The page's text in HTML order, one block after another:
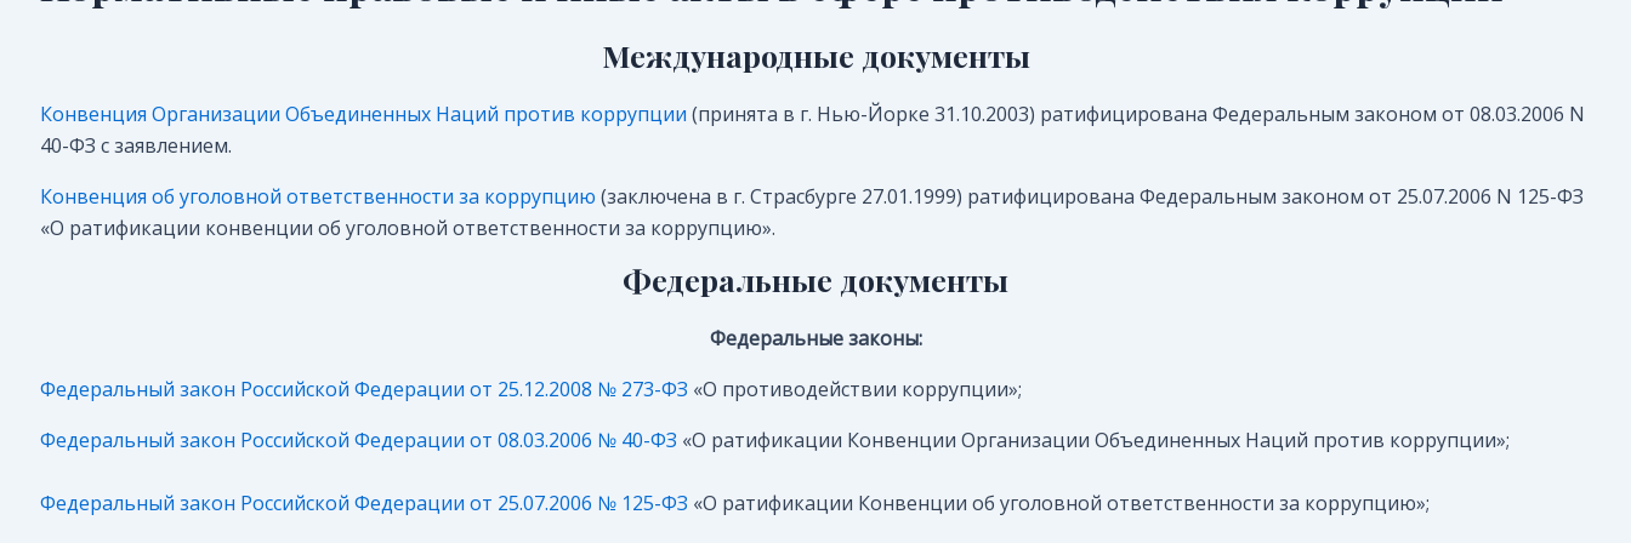
Международные документы
Конвенция Организации Объединенных Наций против коррупции (принята в г. Нью-Йорке 31.10.2003) ратифицирована Федеральным законом от 08.03.2006 N
40-ФЗ с заявлением.
Конвенция об уголовной ответственности за коррупцию (заключена в г. Страсбурге 27.01.1999) ратифицирована Федеральным законом от 25.07.2006 N 125-ФЗ
«О ратификации конвенции об уголовной ответственности за коррупцию».
Федеральные документы
Федеральные законы:
Федеральный закон Российской Федерации от 25.12.2008 № 273-ФЗ «О противодействии коррупции»;
Федеральный закон Российской Федерации от 08.03.2006 № 40-ФЗ «О ратификации Конвенции Организации Объединенных Наций против коррупции»;
Федеральный закон Российской Федерации от 25.07.2006 № 125-ФЗ «О ратификации Конвенции об уголовной ответственности за коррупцию»;